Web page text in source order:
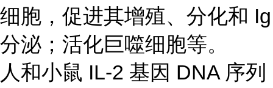
细胞，促进其增殖、分化和 Ig
分泌；活化巨噬细胞等。
人和小鼠 IL-2 基因 DNA 序列